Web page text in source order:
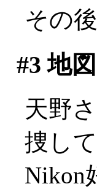
その
#3 地図
天野
捜し
Nikon